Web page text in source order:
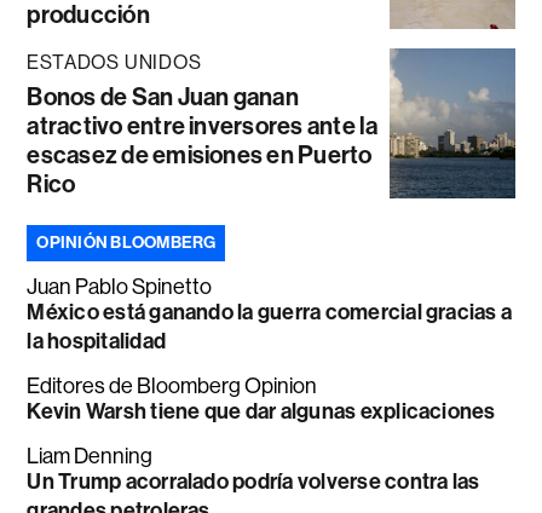
producción
ESTADOS UNIDOS
Bonos de San Juan ganan
atractivo entre inversores ante la
escasez de emisiones en Puerto
Rico
OPINIÓN BLOOMBERG
Juan Pablo Spinetto
México está ganando la guerra comercial gracias a
la hospitalidad
Editores de Bloomberg Opinion
Kevin Warsh tiene que dar algunas explicaciones
Liam Denning
Un Trump acorralado podría volverse contra las